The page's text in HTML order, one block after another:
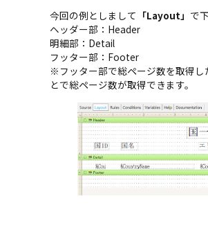
今回の例としまして 「Layout」 で
ヘッダー部：Header
明細部：Detail
フッター部：Footer
※フッター部で総ページ数を取得
とで総ページ数が取得できます。